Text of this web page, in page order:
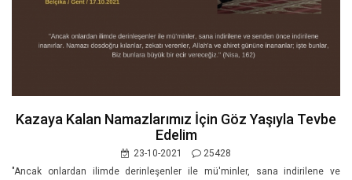
Kazaya Kalan Namazlarımız İçin Göz Yaşıyla Tevbe
Edelim
23-10-2021
25428
"Ancak onlardan ilimde derinleşenler ile mü'minler, sana indirilene ve